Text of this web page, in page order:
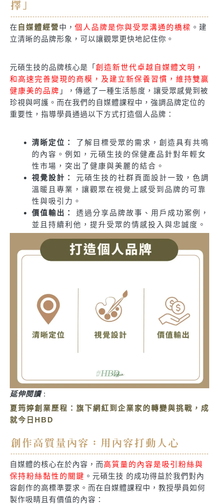
擇」
在 自媒體經營中， 個人品牌是你與受眾溝通的橋樑 。建
立清晰的品牌形象，可以讓觀眾更快地記住你。
元碩生技的品牌核心是「 創造新世代卓越自媒體文明，
和高速完善變現的商模，及建立新保養習慣，維持雙贏
健康美的品牌 」，傳遞了一種生活態度，讓受眾感覺到被
珍視與呵護。而在我們的自媒體課程中，強調品牌定位的
重要性，指導學員通過以下方式打造個人品牌：
清晰定位：
了解目標受眾的需求，創造具有共鳴
的內容。例如，元碩生技的保健產品針對年輕女
性市場，突出了健康與美麗的結合。
視覺設計：
元碩生技的社群頁面設計一致，色調
溫暖且專業，讓觀眾在視覺上感受到品牌的可靠
性與吸引力。
價值輸出：
透過分享品牌故事、用戶成功案例，
並且持續利他，提升受眾的情感投入與忠誠度。
延伸閱讀 :
夏筠婷創業歷程：旗下網紅到企業家的轉變與挑戰，成
就今日HBD
創作高質量內容：用內容打動人心
自媒體的核心在於內容，而高質量的內容是吸引粉絲與
保持粉絲黏性的關鍵 。元碩生技 的成功得益於我們對內
容創作的高標準要求。而在自媒體課程中，教授學員如何
製作吸睛且有價值的內容：